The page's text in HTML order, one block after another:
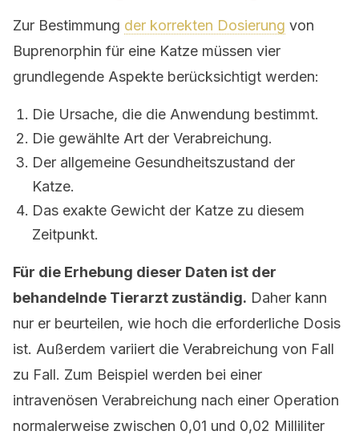
Zur Bestimmung der korrekten Dosierung von
Buprenorphin für eine Katze müssen vier
grundlegende Aspekte berücksichtigt werden:
Die Ursache, die die Anwendung bestimmt.
Die gewählte Art der Verabreichung.
Der allgemeine Gesundheitszustand der
Katze.
Das exakte Gewicht der Katze zu diesem
Zeitpunkt.
Für die Erhebung dieser Daten ist der
behandelnde Tierarzt zuständig. Daher kann
nur er beurteilen, wie hoch die erforderliche Dosis
ist. Außerdem variiert die Verabreichung von Fall
zu Fall. Zum Beispiel werden bei einer
intravenösen Verabreichung nach einer Operation
normalerweise zwischen 0,01 und 0,02 Milliliter